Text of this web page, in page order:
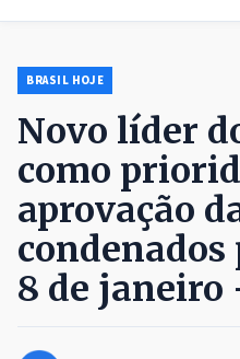
BRASIL HOJE
Novo líder
como
aprovação
condenados
8 de janeiro